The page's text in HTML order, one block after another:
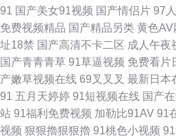
91 国产美女91视频 国产情侣片 97
免费视频精品 国产精品另类 黄色AV
址18禁 国产高清不卡二区 成人午夜
国产青青青草 91草逼视频 免费看片
产嫩草视频在线 69叉叉叉 最新日本
91 五月天婷婷 91短视频在线 国产
站 91福利免费视频 加勒比91AV 91
视频 狠狠擼狠狠擼 91桃色小视频